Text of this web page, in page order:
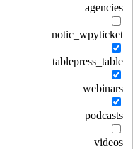
agencies
notic_wpyticket
tablepress_table
webinars
podcasts
videos